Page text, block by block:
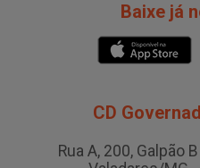
Baixe já
CD
Rua A, 200, Galpão